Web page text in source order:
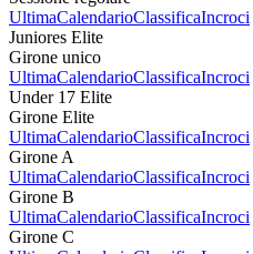
UltimaCalendarioClassificaIncroci
Juniores Elite
Girone unico
UltimaCalendarioClassificaIncroci
Under 17 Elite
Girone Elite
UltimaCalendarioClassificaIncroci
Girone A
UltimaCalendarioClassificaIncroci
Girone B
UltimaCalendarioClassificaIncroci
Girone C